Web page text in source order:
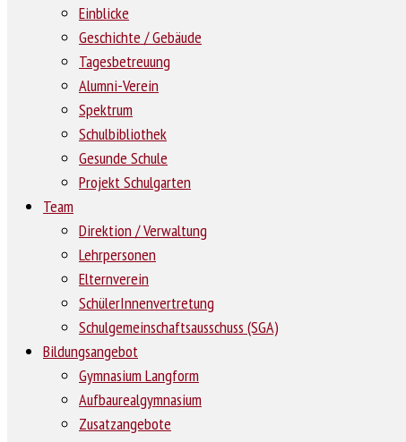
Einblicke
Geschichte / Gebäude
Tagesbetreuung
Alumni-Verein
Spektrum
Schulbibliothek
Gesunde Schule
Projekt Schulgarten
Team
Direktion / Verwaltung
Lehrpersonen
Elternverein
SchülerInnenvertretung
Schulgemeinschaftsausschuss (SGA)
Bildungsangebot
Gymnasium Langform
Aufbaurealgymnasium
Zusatzangebote